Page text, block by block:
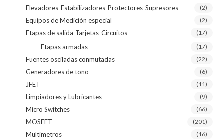
Elevadores-Estabilizadores-Protectores-Supresores (2)
Equipos de Medición especial (2)
Etapas de salida-Tarjetas-Circuitos (17)
Etapas armadas (17)
Fuentes osciladas conmutadas (22)
Generadores de tono (6)
JFET (11)
Limpiadores y Lubricantes (9)
Micro Switches (66)
MOSFET (201)
Multímetros (16)